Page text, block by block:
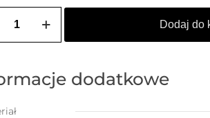
Dodaj do
dodatkowe